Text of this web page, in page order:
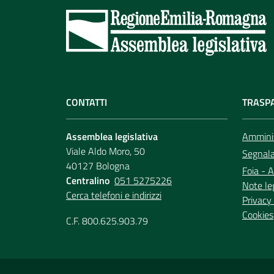
CONTATTI
Assemblea legislativa
Viale Aldo Moro, 50
40127 Bologna
Centralino 051 5275226
Cerca telefoni e indirizzi
C.F. 800.625.903.79
Foia -
Note
Cookies